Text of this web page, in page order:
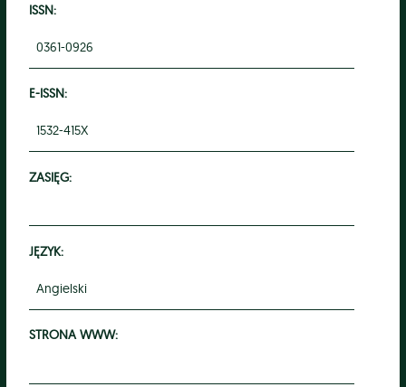
ISSN:
0361-0926
E-ISSN:
1532-415X
ZASIĘG:
JĘZYK:
Angielski
STRONA WWW: